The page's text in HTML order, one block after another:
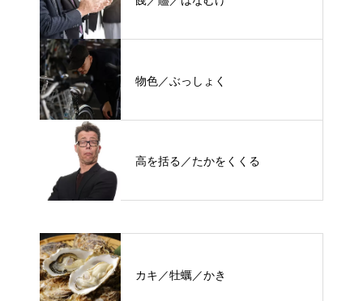
物色／ぶっしょく
高を括る／たかをくくる
カキ／牡蠣／かき